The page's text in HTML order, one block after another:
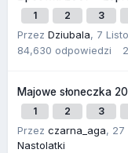
1 2 3
Przez Dziubala, 7
84,630 odpowiedzi
Majowe słoneczka
1 2 3
Przez czarna_aga, 27
Nastolatki